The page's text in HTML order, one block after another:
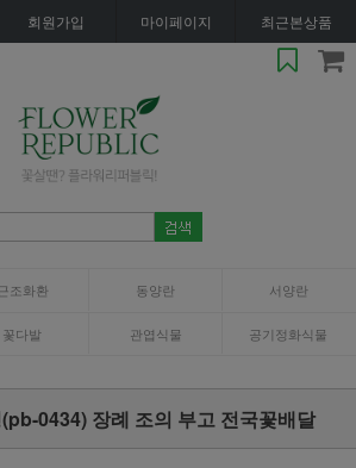
회원가입 마이페이지 최근본상품
조화환 동양란 서양란
꽃다발 관엽식물 공기정화식물
0434) 장례 조의 부고 전국꽃배달